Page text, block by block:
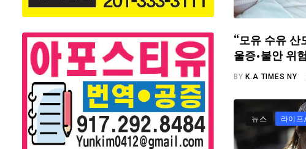
“모유 수유
울증·불안 위
BYK.A TIMES NY
뉴스 라이